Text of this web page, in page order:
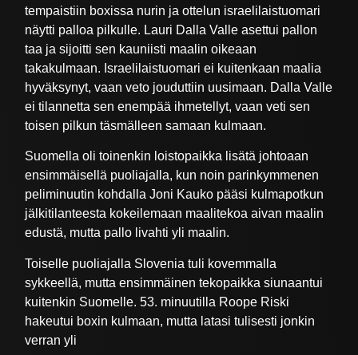
tempaistiin boxissa nurin ja ottelun israelilaistuomari
näytti palloa pilkulle. Lauri Dalla Valle asettui pallon
taa ja sijoitti sen kauniisti maalin oikeaan
takakulmaan. Israelilaistuomari ei kuitenkaan maalia
hyväksynyt, vaan veto jouduttiin uusimaan. Dalla Valle
ei tilannetta sen enempää ihmetellyt, vaan veti sen
toisen pilkun täsmälleen samaan kulmaan.
Suomella oli toinenkin loistopaikka lisätä johtoaan
ensimmäisellä puoliajalla, kun noin parinkymmenen
peliminuutin kohdalla Joni Kauko pääsi kulmapotkun
jälkitilanteesta kokeilemaan maalitekoa aivan maalin
edustä, mutta pallo livahti yli maalin.
Toiselle puoliajalla Slovenia tuli kovemmalla
sykkeellä, mutta ensimmäinen tekopaikka siunaantui
kuitenkin Suomelle. 53. minuutilla Roope Riski
hakeutui boxin kulmaan, mutta latasi tulisesti jonkin
verran yli